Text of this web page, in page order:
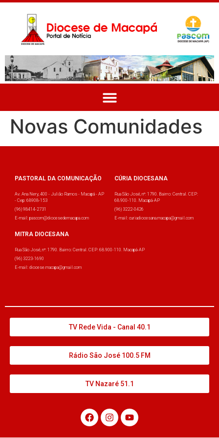
Novas Comunidades
PASTORAL DA COMUNICAÇÃO
Av. Ana Nery, 400 - Julião Ramos - Macapá - AP
- Cep: 68908-153
(96) 98414-2731
E-mail: pascom@diocesedemacapa.com
CÚRIA DIOCESANA
Rua São José, nº: 1790. Bairro: Central. CEP:
68.900-110. Macapá-AP
(96) 3222-0426
E-mail: curiadiocesana.macapa@gmail.com
MITRA DIOCESANA
Rua São José, nº: 1790. Bairro: Central. CEP: 68.900-110. Macapá-AP
(96) 3223-1690
E-mail: diocese.macapa@gmail.com
TV Rede Vida - Canal 40.1
Rádio São José 100.5 FM
TV Nazaré 51.1